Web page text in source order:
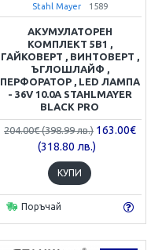
Stahl Mayer 1589
АКУМУЛАТОРЕН
КОМПЛЕКТ 5В1 ,
ГАЙКОВЕРТ , ВИНТОВЕРТ ,
ЪГЛОШЛАЙФ ,
ПЕРФОРАТОР , LED ЛАМПА
- 36V 10.0A STAHLMAYER
BLACK PRO
204.00€ (398.99 лв.) 163.00€
(318.80 лв.)
КУПИ
Поръчай